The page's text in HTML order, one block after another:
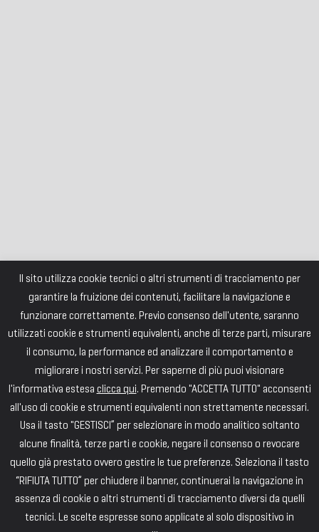
Il sito utilizza cookie tecnici o altri strumenti di tracciamento per
garantire la fruizione dei contenuti, facilitare la navigazione e
funzionare correttamente. Previo consenso dell'utente, saranno
utilizzati cookie e strumenti equivalenti, anche di terze parti, misurare
il consumo, la performance ed analizzare il comportamento e
migliorare i nostri servizi. Per saperne di più puoi visionare
l'informativa estesa clicca qui. Premendo "ACCETTA TUTTO" acconsenti
all'uso di cookie e strumenti equivalenti non strettamente necessari.
Usa il tasto "GESTISCI” per selezionare in modo analitico soltanto
alcune finalità, terze parti e cookie, negare il consenso o revocare
quello già prestato ovvero gestire le tue preferenze. Seleziona il tasto
“RIFIUTA TUTTO” per chiudere il banner, continuerai la navigazione in
assenza di cookie o altri strumenti di tracciamento diversi da quelli
tecnici. Le scelte espresse sono applicate al solo dispositivo in